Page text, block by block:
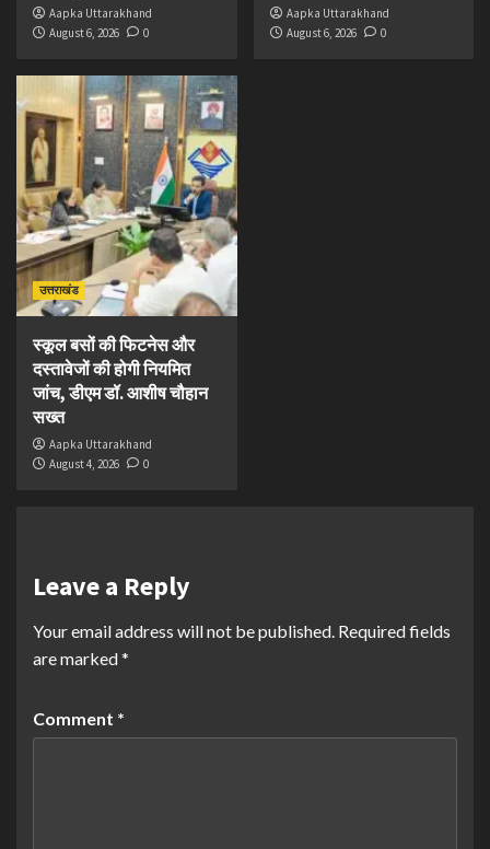
Aapka Uttarakhand
August 6, 2026
0
Aapka Uttarakhand
August 6, 2026
0
उत्तराखंड
स्कूल बसों की फिटनेस और
दस्तावेजों की होगी नियमित
जांच, डीएम डॉ. आशीष चौहान
सख्त
Aapka Uttarakhand
August 4, 2026
0
Leave a Reply
Your email address will not be published. Required fields
are marked*
Comment *